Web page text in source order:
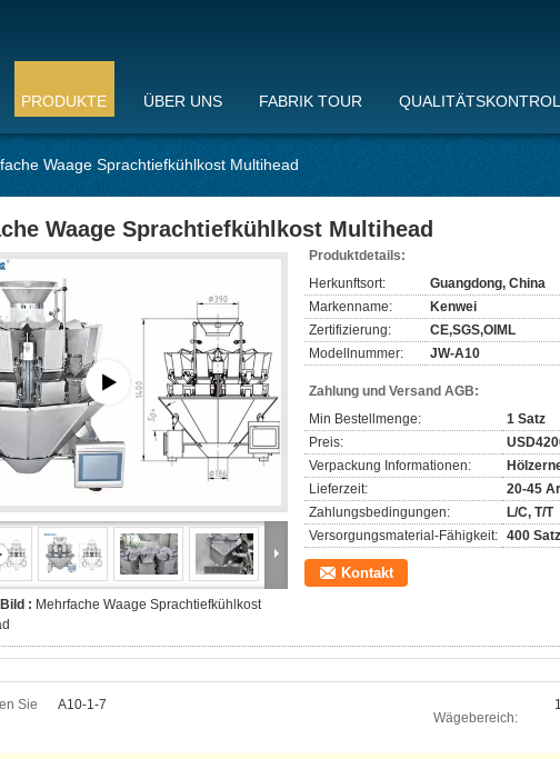
PRODUKTE ÜBER UNS FABRIK TOUR
Waage Sprachtiefkühlkost Multihead
Waage Sprachtiefkühlkost Multihead
: Mehrfache Waage Sprachtiefkühlkost
Produktdetails:
Herkunftsort:
Guangdong, China
Markenname:
Kenwei
Zertifizierung:
CE,SGS,OIML
Modellnummer:
JW-A10
Zahlung und Versand AGB:
Min Bestellmenge:
1 Satz
Preis:
Verpackung Informationen:
Lieferzeit:
20-45
Zahlungsbedingungen:
L/C, T/T
Versorgungsmaterial-Fähigkeit: 400
Kontakt
Sie
A10-1-7
Wägebereich: